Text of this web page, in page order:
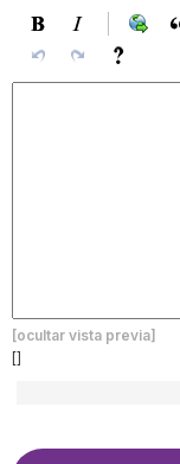
[ocultar vista previa]
[]